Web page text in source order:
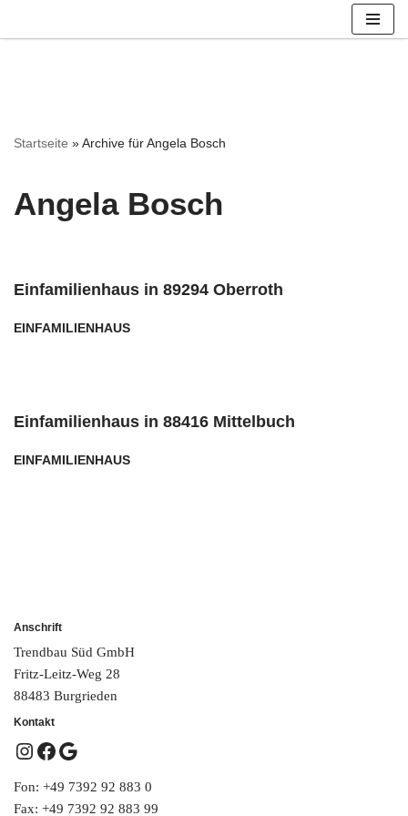
Startseite »Archive für Angela Bosch
Angela Bosch
Einfamilienhaus in 89294 Oberroth
EINFAMILIENHAUS
Einfamilienhaus in 88416 Mittelbuch
EINFAMILIENHAUS
Anschrift
Trendbau Süd GmbH
Fritz-Leitz-Weg 28
88483 Burgrieden
Kontakt
Fon: +49 7392 92 883 0
Fax: +49 7392 92 883 99